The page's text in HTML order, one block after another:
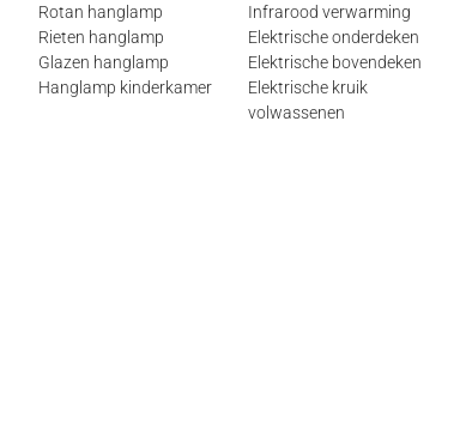
Rotan hanglamp
Rieten hanglamp
Glazen hanglamp
Hanglamp kinderkamer
Infrarood verwarming
Elektrische onderdeken
Elektrische bovendeken
Elektrische kruik
volwassenen